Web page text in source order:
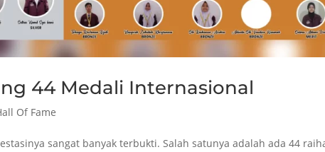
44 Medali Internasional
Of Fame
sangat banyak terbukti. Salah satunya adalah ada 44